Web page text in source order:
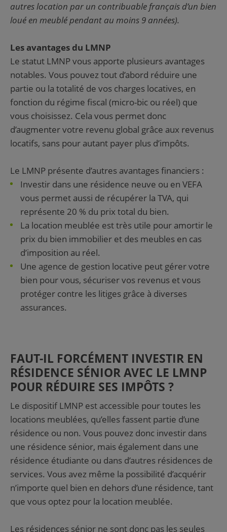
autres location par un contribuable français d’un bien
loué en meublé pendant au moins 9 années).
Les avantages du LMNP
Le statut LMNP vous apporte plusieurs avantages
notables. Vous pouvez tout d’abord réduire une
partie ou la totalité de vos charges locatives, en
fonction du régime fiscal (micro-bic ou réel) que
vous choisissez. Cela vous permet donc
d’augmenter votre revenu global grâce aux revenus
locatifs, sans pour autant payer plus d’impôts.
Le LMNP présente d’autres avantages financiers :
Investir dans une résidence neuve ou en VEFA
vous permet aussi de récupérer la TVA, qui
représente 20 % du prix total du bien.
La location meublée est très utile pour amortir le
prix du bien immobilier et des meubles en cas
d’imposition au réel.
Une agence de gestion locative peut gérer votre
bien pour vous, sécuriser vos revenus et vous
protéger contre les litiges grâce à diverses
assurances.
FAUT-IL FORCÉMENT INVESTIR EN
RÉSIDENCE SÉNIOR AVEC LE LMNP
POUR RÉDUIRE SES IMPÔTS ?
Le dispositif LMNP est accessible pour toutes les
locations meublées, qu’elles fassent partie d’une
résidence ou non. Vous pouvez donc investir dans
une résidence sénior, mais également dans une
résidence étudiante ou dans d’autres résidences de
services. Vous avez même la possibilité d’acquérir
n’importe quel bien en dehors d’une résidence, tant
que vous optez pour la location meublée.
Les résidences sénior ne sont donc pas les seules